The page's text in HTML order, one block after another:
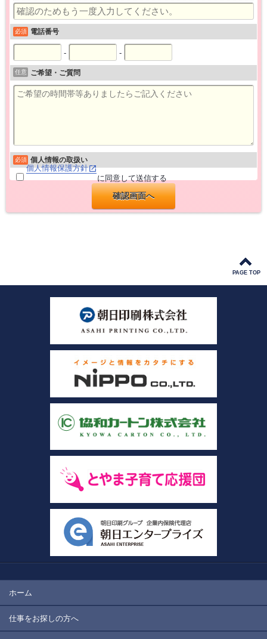
必須 電話番号
- -
任意 ご希望・ご質問
必須 個人情報の取扱い
に同意して送信する
個人情報保護方針
PAGE TOP
ホーム
仕事をお探しの方へ